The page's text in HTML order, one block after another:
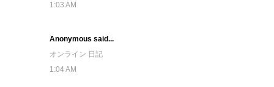
1:03 AM
Anonymous said...
オンライン 日記
1:04 AM